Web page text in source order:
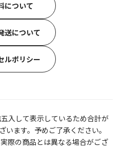
について
送について
ルポリシー
入して表示しているため合計が
います。予めご了承ください。
際の商品とは異なる場合がござ